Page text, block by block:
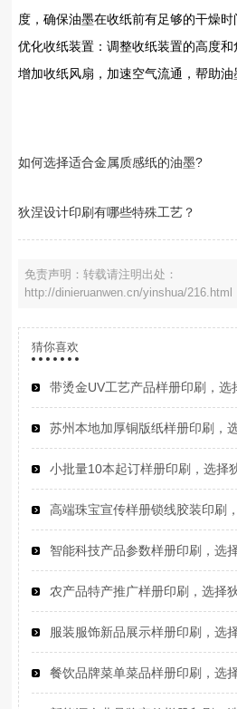
度，确保油墨在收纸前有足够的干燥时
优化收纸装置‌：调整收纸装置的高度和
增加收纸风扇，加速空气流通，帮助油
如何选择适合金属质感纸的油墨?
狄涅设计印刷有哪些特殊工艺？
免责声明：转载请注明出处：
http://dinieruanwen.cn/yinshua/216.html
猜你喜欢
带烫金UV工艺产品样册印刷，选
苏州本地加厚铜版纸样册印刷，
小批量10本起订样册印刷，选择
高端珠宝宣传样册锁线胶装印刷
智能科技产品参数样册印刷，选
农产品特产推广样册印刷，选择
服装服饰新品展示样册印刷，选
餐饮品牌菜单菜品样册印刷，选